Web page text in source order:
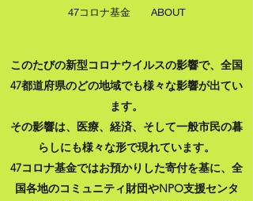
47コロナ基⾦ ABOUT
このたびの新型コロナウイルスの影響で、全国
47都道府県のどの地域でも様々な影響が出てい
ます。
その影響は、医療、経済、そして⼀般市⺠の暮
らしにも様々な形で現れています。
47コロナ基⾦ではお預かりした寄付を基に、全
国各地のコミュニティ財団やNPO⽀援センタ